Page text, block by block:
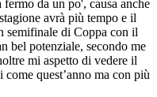
da un po', causa anche
avrà più tempo e il
semifinale di Coppa con il
bel potenziale, secondo me
mi aspetto di vedere il
quest’anno ma con più